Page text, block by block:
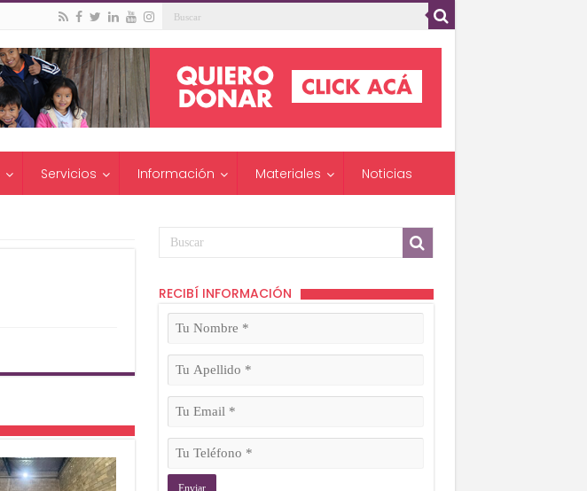
Servicios Información Materiales Noticias
RECIBÍ INFORMACIÓN
Tu
(Obligatorio)
Tu
Apellido
(Obligatorio)
Tu
(Obligatorio)
Tu
(Obligatorio)